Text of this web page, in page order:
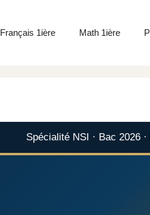
Français 1ière Math 1ière
Spécialité NSI · Bac 2026